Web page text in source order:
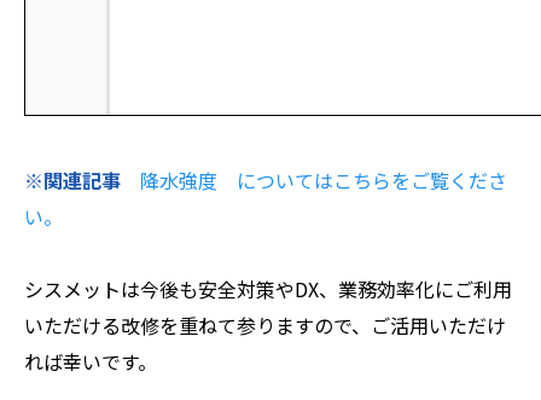
※関連記事 降水強度 についてはこちらをご覧くださ
い。
シスメットは今後も安全対策やDX、業務効率化にご利用
いただける改修を重ねて参りますので、ご活用いただけ
れば幸いです。